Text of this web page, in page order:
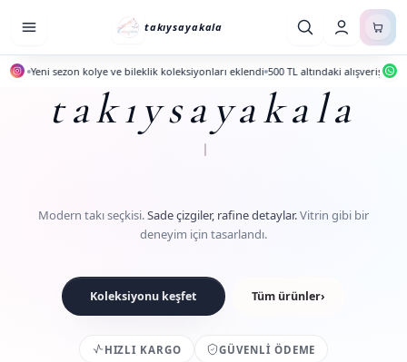
takıysayakala
Yeni sezon kolye ve bileklik koleksiyonları eklendi 500 TL altındaki alışverişlerde
takıysayakala
Zarif dokunuşlarla her kombine
Modern takı seçkisi.Sade çizgiler, rafine detaylar.Vitrin gibi bir
deneyim için tasarlandı.
Koleksiyonu keşfet Tüm ürünler›
HIZLI KARGO GÜVENLI ÖDEME